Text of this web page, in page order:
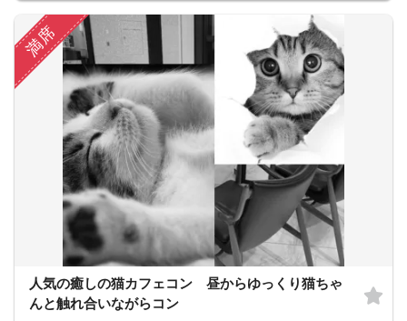
ます。
ご参加には自己責任になります。
影響で比率が偏る場合もございます。
比率は調整されていません。少人数になります。最低遂行人数２対２
当日お申し込みが多数のため比率や人数は様々になる場合もございます。
ご理解の上ご参加をお願い致します。
満席
人気の癒しの猫カフェコン 昼からゆっくり猫ちゃ
んと触れ合いながらコン